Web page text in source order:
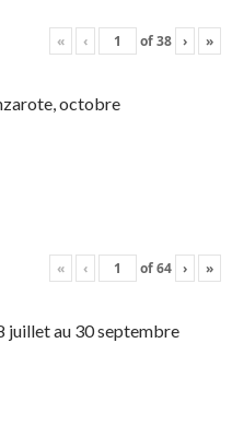
« ‹ of38 › »
octobre
« ‹ of64 › »
juillet au 30 septembre